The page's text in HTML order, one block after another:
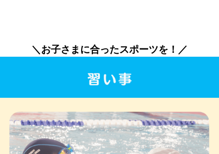
＼お子さまに合ったスポーツを！ ／